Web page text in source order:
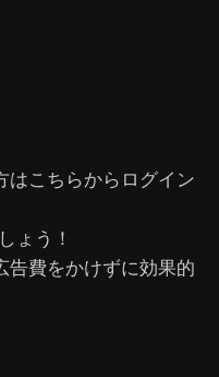
はこちらからログイン
ょう！
告費をかけずに効果的